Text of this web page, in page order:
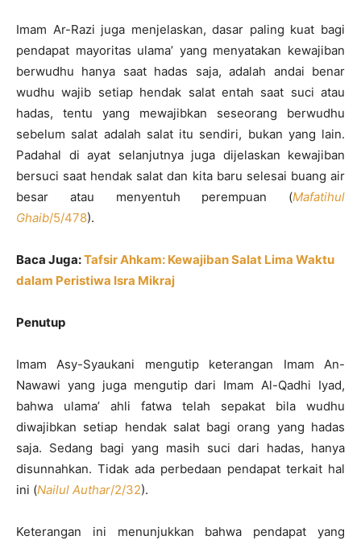
Imam Ar-Razi juga menjelaskan, dasar paling kuat bagi
pendapat mayoritas ulama’ yang menyatakan kewajiban
berwudhu hanya saat hadas saja, adalah andai benar
wudhu wajib setiap hendak salat entah saat suci atau
hadas, tentu yang mewajibkan seseorang berwudhu
sebelum salat adalah salat itu sendiri, bukan yang lain.
Padahal di ayat selanjutnya juga dijelaskan kewajiban
bersuci saat hendak salat dan kita baru selesai buang air
besar atau menyentuh perempuan (Mafatihul
Ghaib/5/478).
Baca Juga:Tafsir Ahkam: Kewajiban Salat Lima Waktu
dalam Peristiwa Isra Mikraj
Penutup
Imam Asy-Syaukani mengutip keterangan Imam An-
Nawawi yang juga mengutip dari Imam Al-Qadhi Iyad,
bahwa ulama’ ahli fatwa telah sepakat bila wudhu
diwajibkan setiap hendak salat bagi orang yang hadas
saja. Sedang bagi yang masih suci dari hadas, hanya
disunnahkan. Tidak ada perbedaan pendapat terkait hal
ini (Nailul Authar/2/32).
Keterangan ini menunjukkan bahwa pendapat yang